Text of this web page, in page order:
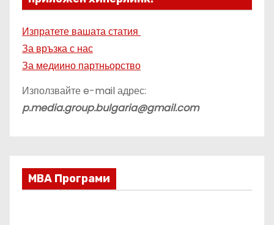
Изпратете вашата статия
За връзка с нас
За медиино партньорство
Използвайте e-mail адрес:
p.media.group.bulgaria@gmail.com
МВА Програми